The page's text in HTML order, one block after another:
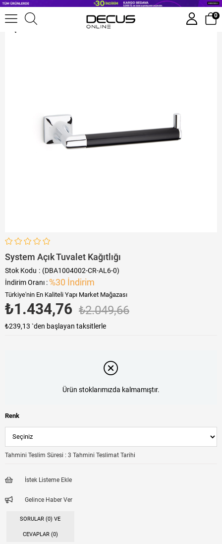
0
System Açık Tuvalet Kağıtlığı
Stok Kodu
(DBA1004002-CR-AL6-0)
İndirim Oranı : %30 İndirim
Türkiye'nin En Kaliteli Yapı Market Mağazası
₺2.049,66
₺1.434,76
₺239,13 `den başlayan taksitlerle
Ürün stoklarımızda kalmamıştır.
Renk
Tahmini Teslim Süresi : 3 Tahmini Teslimat Tarihi
İstek Listeme Ekle
Gelince Haber Ver
SORULAR (0) VE
CEVAPLAR (0)